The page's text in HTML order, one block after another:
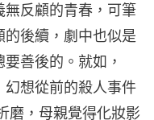
反顧的青春，可筆
後續，劇中也似是
善後的。就如，
想從前的殺人事件
磨，母親覺得化妝影